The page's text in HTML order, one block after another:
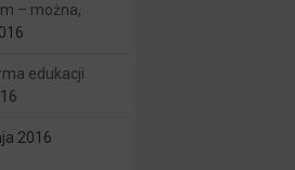
– można,
edukacji
2016